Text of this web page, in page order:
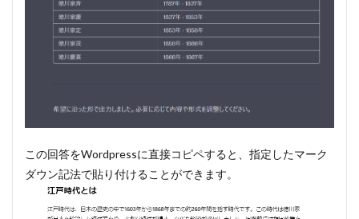
この回答をWordpressに直接コピペすると、指定したマーク
ダウン記法で貼り付けることができます。